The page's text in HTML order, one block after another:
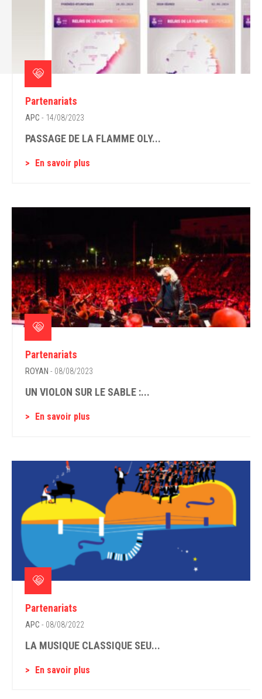
Partenariats
APC - 14/08/2023
PASSAGE DE LA FLAMME OLY...
En savoir plus
Partenariats
ROYAN - 08/08/2023
UN VIOLON SUR LE SABLE :...
En savoir plus
Partenariats
APC - 08/08/2022
LA MUSIQUE CLASSIQUE SEU...
En savoir plus